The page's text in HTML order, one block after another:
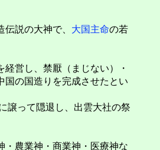
伝説の大神で、 大国主命の若
経営し、禁厭（まじない）・
国の国造りを完成させたとい
譲って隠退し、出雲大社の祭
農業神・商業神・医療神な